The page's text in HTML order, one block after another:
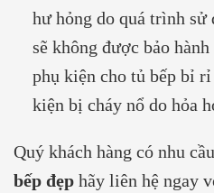
hư hỏng do quá trình sử
sẽ không được bảo
phụ kiện cho tủ bếp bỉ rỉ
kiện bị cháy nổ do hỏa
Quý khách hàng có nhu
bếp đẹp hãy liên hệ ngay